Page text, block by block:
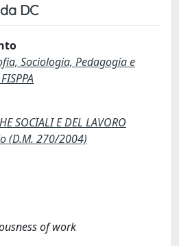
DC
Sociologia, Pedagogia e
SOCIALI E DEL LAVORO
(D.M. 270/2004)
of work